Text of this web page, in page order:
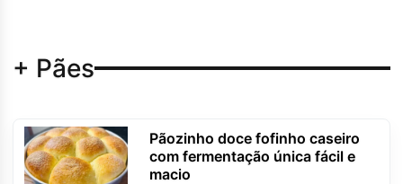
+ Pães
Pãozinho doce fofinho caseiro
com fermentação única fácil e
macio